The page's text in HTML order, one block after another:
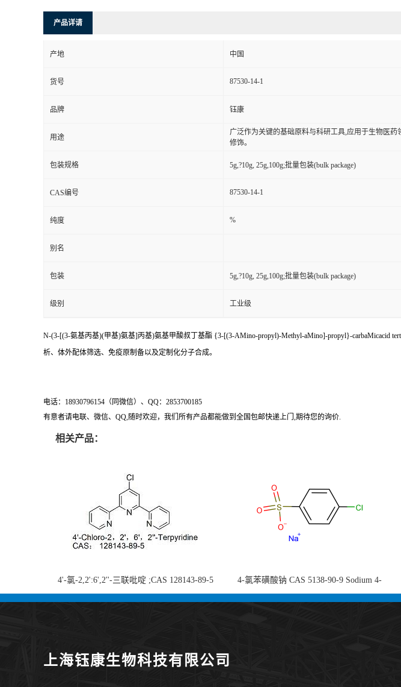
产品详请
产地 中国
货号 87530-14-1
品牌 钰康
用途
广泛作为关键的基础原料与科研工具,应用于生物医
修饰。
包装规格 5g,?10g, 25g,100g;批量包装(bulk package)
CAS编号 87530-14-1
纯度 %
别名
包装 5g,?10g, 25g,100g;批量包装(bulk package)
级别 工业级
N-(3-[(3-氨基丙基)(甲基)氨基]丙基)氨基甲酸叔丁基酯 {3-[(3-AMino-propyl)-Methyl-aMino]-propyl}-carbaMicacid
析、体外配体筛选、免疫原制备以及定制化分子合成。
电话：18930796154（同微信）、QQ：2853700185
有意者请电联、微信、QQ,随时欢迎，我们所有产品都能做到全国包邮快递上门,期待您的询价.
相关产品：
4'-氯-2,2':6',2''-三联吡啶 ;CAS 128143-89-5
;4'-Chloro-2,2':6',2''-terpyridine;4-
4-氯苯磺酸钠 CAS 5138-90-9 Sodium 4-
chlorobenzenesulfonate 黄金产品 高纯度现货
上海钰康生物科技有限公司